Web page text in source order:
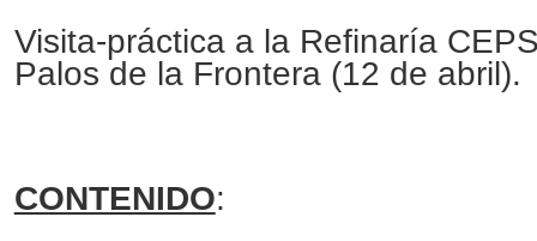
Visita-práctica a la Refinaría
Palos de la Frontera (12 de abril).
CONTENIDO: